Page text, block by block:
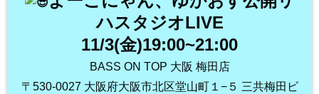
ハスタジオLIVE
11/3(金)19:00~21:00
BASS ON TOP 大阪 梅田店
〒530-0027 大阪府大阪市北区堂山町１−５ 三共梅田ビ